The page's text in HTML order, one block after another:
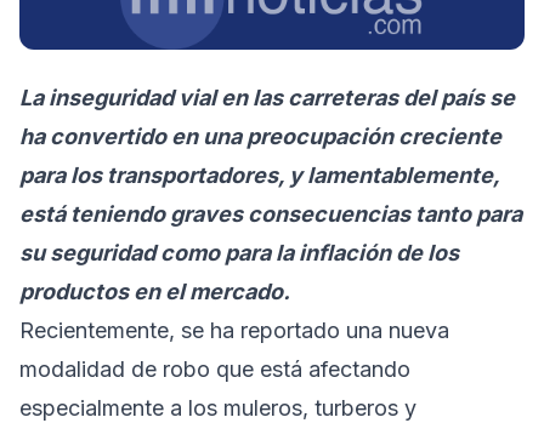
La inseguridad vial en las carreteras del país se
ha convertido en una preocupación creciente
para los transportadores, y lamentablemente,
está teniendo graves consecuencias tanto para
su seguridad como para la inflación de los
productos en el mercado.
Recientemente, se ha reportado una nueva
modalidad de robo que está afectando
especialmente a los muleros, turberos y